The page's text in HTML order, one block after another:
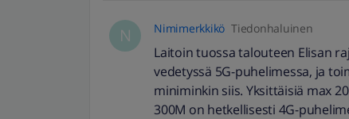
N Nimimerkkikö Tiedonhaluinen
Laitoin tuossa talouteen Elisan
vedetyssä 5G-puhelimessa, ja
miniminkin siis. Yksittäisiä max
300M on hetkellisesti 4G-